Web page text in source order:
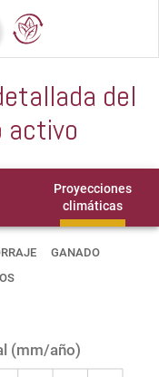
del
activo
Proyecciones
climáticas
GANADO
(mm/año)